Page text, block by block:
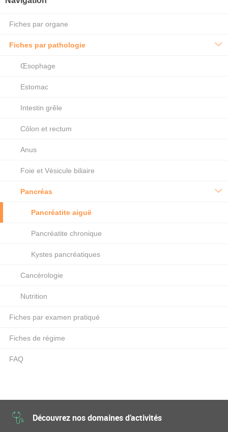
Fiches par organe
Fiches par pathologie
Œsophage
Estomac
Intestin grêle
Côlon et rectum
Anus
Foie et Vésicule biliaire
Pancréas
Pancréatite aiguë
Pancréatite chronique
Kystes pancréatiques
Cancérologie
Nutrition
Fiches par examen pratiqué
Fiches de régime
FAQ
Découvrez nos domaines d’activités